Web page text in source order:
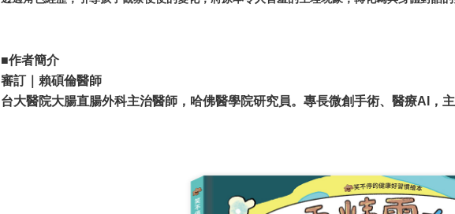
■作者簡介
審訂｜賴碩倫醫師
台大醫院大腸直腸外科主治醫師，哈佛醫學院研究員。專長微創手術、醫療AI，